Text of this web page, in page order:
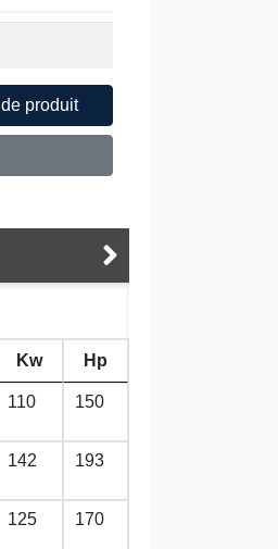
produit
Kw Hp
110 150
142 193
125 170